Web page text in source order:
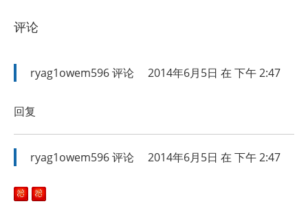
评论
ryag1owem596评论 2014年6月5日 在 下午 2:47
回复
ryag1owem596评论 2014年6月5日 在 下午 2:47